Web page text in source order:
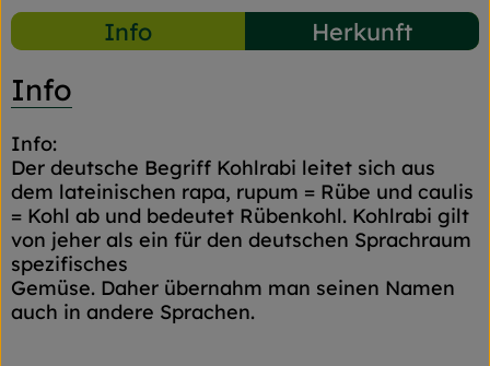
Jetzt bestellen
Info Herkunft
Info
Info:
Der deutsche Begriff Kohlrabi leitet sich aus
dem lateinischen rapa, rupum = Rübe und caulis
= Kohl ab und bedeutet Rübenkohl. Kohlrabi gilt
von jeher als ein für den deutschen Sprachraum
spezifisches
Gemüse. Daher übernahm man seinen Namen
auch in andere Sprachen.